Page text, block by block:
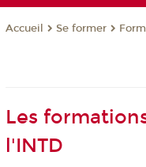
Accueil Se former
Les
l'INTD